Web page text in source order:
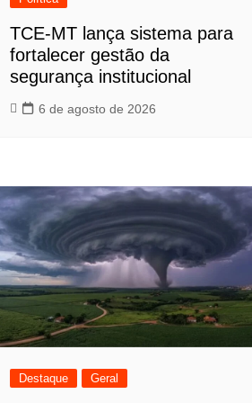
TCE-MT lança sistema para
fortalecer gestão da
segurança institucional
6 de agosto de 2026
Destaque Geral